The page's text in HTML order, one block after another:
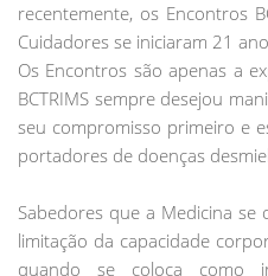
recentemente, os Encontros
Cuidadores se iniciaram 21
Os Encontros são apenas a
BCTRIMS sempre desejou
seu compromisso primeiro e
portadores de doenças
Sabedores que a Medicina
limitação da capacidade
quando se coloca como